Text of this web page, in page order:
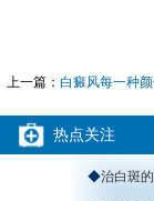
上一篇： 白癜风每一种
热点关注
◆治白斑